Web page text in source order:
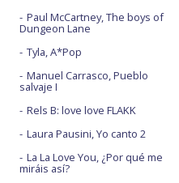
Paul McCartney, The boys of
Dungeon Lane
Tyla, A*Pop
Manuel Carrasco, Pueblo
salvaje I
Rels B: love love FLAKK
Laura Pausini, Yo canto 2
La La Love You, ¿Por qué me
miráis así?